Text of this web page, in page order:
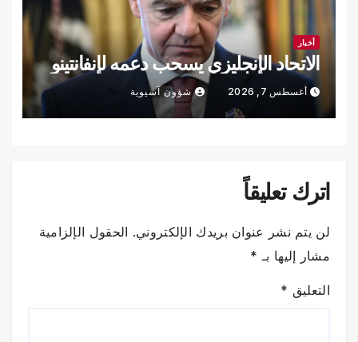
أخبار
الاتحاد الإنجليزي يسحب دعمه لإنفانتينو
أغسطس 7, 2026 شؤون آسيوية
اترك تعليقاً
لن يتم نشر عنوان بريدك الإلكتروني. الحقول الإلزامية
مشار إليها بـ *
التعليق *